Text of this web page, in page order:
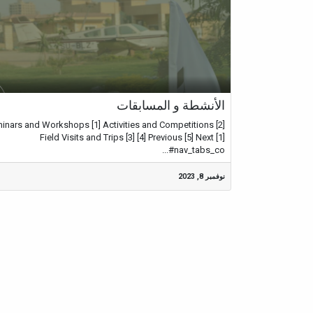
الأنشطة و المسابقات
and Workshops [1] Activities and Competitions [2]
Field Visits and Trips [3] [4] Previous [5] Next [1]
#nav_tabs_co...
نوفمبر 8, 2023